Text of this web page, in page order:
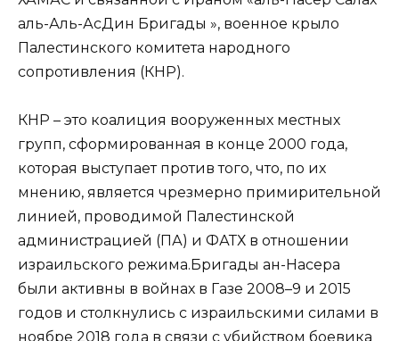
аль-Аль-АсДин Бригады », военное крыло
Палестинского комитета народного
сопротивления (КНР).
КНР – это коалиция вооруженных местных
групп, сформированная в конце 2000 года,
которая выступает против того, что, по их
мнению, является чрезмерно примирительной
линией, проводимой Палестинской
администрацией (ПА) и ФАТХ в отношении
израильского режима.Бригады ан-Насера ​​
были активны в войнах в Газе 2008–9 и 2015
годов и столкнулись с израильскими силами в
ноябре 2018 года в связи с убийством боевика